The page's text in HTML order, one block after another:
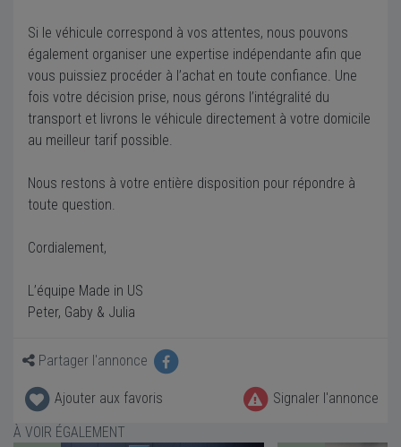
Si le véhicule correspond à vos attentes, nous pouvons
également organiser une expertise indépendante afin que
vous puissiez procéder à l’achat en toute confiance. Une
fois votre décision prise, nous gérons l’intégralité du
transport et livrons le véhicule directement à votre domicile
au meilleur tarif possible.
Nous restons à votre entière disposition pour répondre à
toute question.
Cordialement,
L’équipe Made in US
Peter, Gaby & Julia
Partager l'annonce
Ajouter aux favoris
Signaler l'annonce
À VOIR ÉGALEMENT